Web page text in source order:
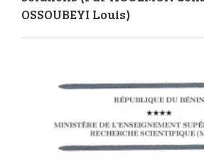
OSSOUBEYI Louis)